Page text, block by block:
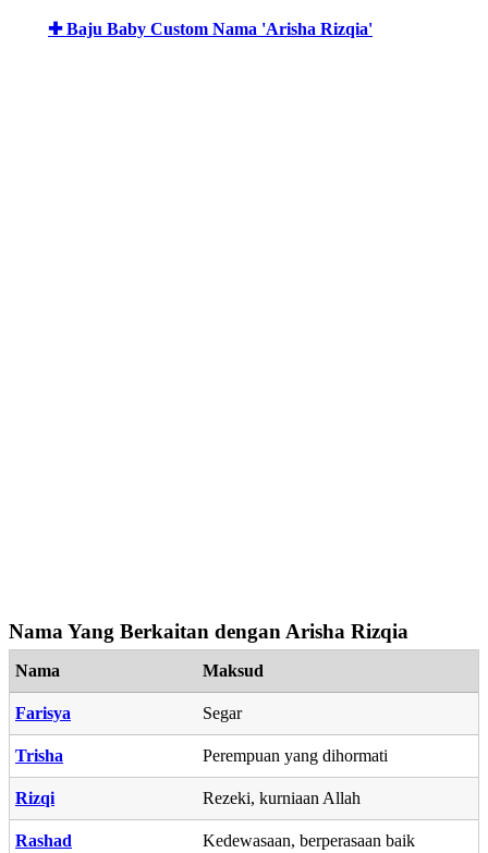
✚ Baju Baby Custom Nama 'Arisha Rizqia'
Nama Yang Berkaitan dengan Arisha Rizqia
Nama Maksud
Farisya Segar
Trisha Perempuan yang dihormati
Rizqi Rezeki, kurniaan Allah
Rashad Kedewasaan, berperasaan baik